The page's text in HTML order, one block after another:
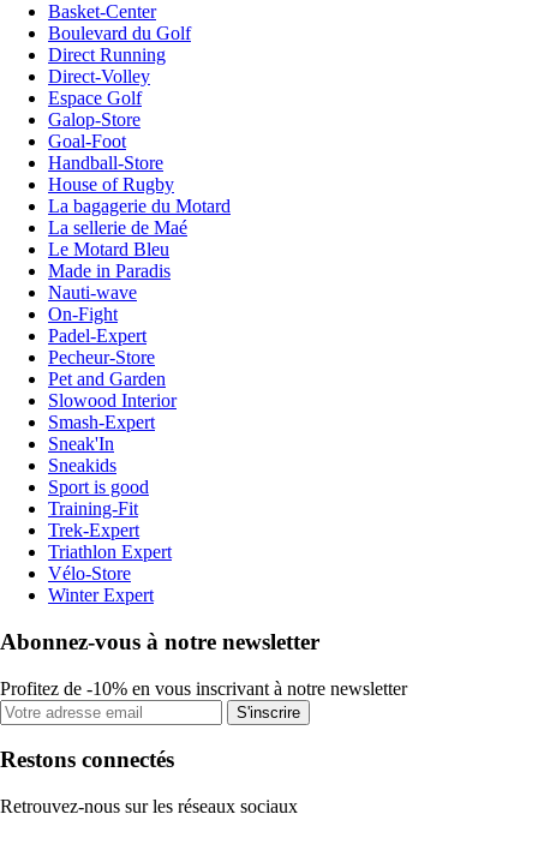
Basket-Center
Boulevard du Golf
Direct Running
Direct-Volley
Espace Golf
Galop-Store
Goal-Foot
Handball-Store
House of Rugby
La bagagerie du Motard
La sellerie de Maé
Le Motard Bleu
Made in Paradis
Nauti-wave
On-Fight
Padel-Expert
Pecheur-Store
Pet and Garden
Slowood Interior
Smash-Expert
Sneak'In
Sneakids
Sport is good
Training-Fit
Trek-Expert
Triathlon Expert
Vélo-Store
Winter Expert
Abonnez-vous à notre newsletter
Profitez de -10% en vous inscrivant à notre newsletter
S'inscrire
Restons connectés
Retrouvez-nous sur les réseaux sociaux